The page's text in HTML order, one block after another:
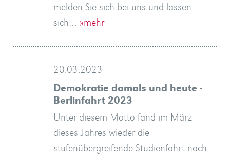
melden Sie sich bei uns und lassen
sich… »mehr
20.03.2023
Demokratie damals und heute -
Berlinfahrt 2023
Unter diesem Motto fand im März
dieses Jahres wieder die
stufenübergreifende Studienfahrt nach